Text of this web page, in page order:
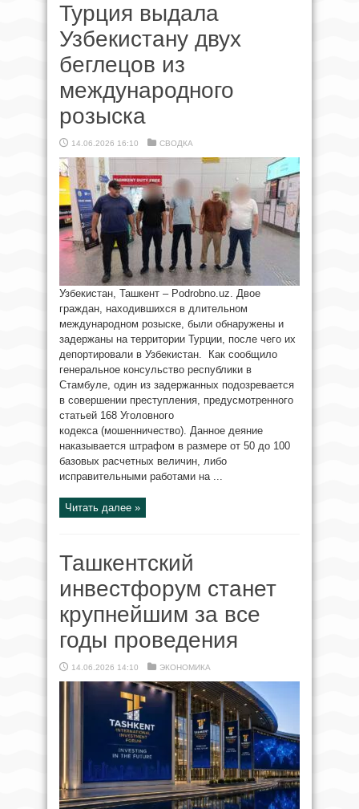
Турция выдала
Узбекистану двух
беглецов из
международного
розыска
14.06.2026 16:10 СВОДКА
Узбекистан, Ташкент – Podrobno.uz. Двое
граждан, находившихся в длительном
международном розыске, были обнаружены и
задержаны на территории Турции, после чего их
депортировали в Узбекистан. Как сообщило
генеральное консульство республики в
Стамбуле, один из задержанных подозревается
в совершении преступления, предусмотренного
статьей 168 Уголовного
кодекса (мошенничество). Данное деяние
наказывается штрафом в размере от 50 до 100
базовых расчетных величин, либо
исправительными работами на ...
Читать далее »
Ташкентский
инвестфорум станет
крупнейшим за все
годы проведения
14.06.2026 14:10 ЭКОНОМИКА